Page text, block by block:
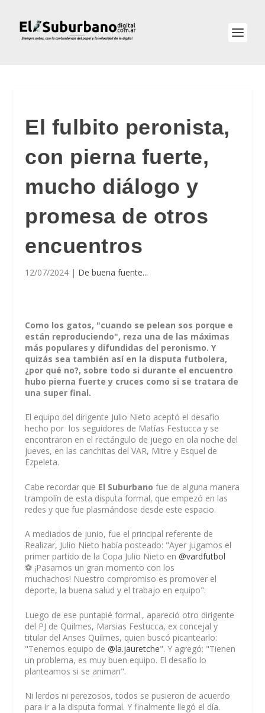
El fulbito peronista,
con pierna fuerte,
mucho diálogo y
promesa de otros
encuentros
12/07/2024 | De buena fuente...
Como los gatos, "cuando se pelean sos porque e
están reproduciendo", reza una de las máximas
más populares y difundidas del peronismo. Y
quizás sea también así en la disputa futbolera,
¿por qué no?, sobre todo si durante el encuentro
hubo pierna fuerte y cruces como si se tratara de
una super final.
El equipo del dirigente Julio Nieto aceptó el desafío
hecho por los seguidores de Matías Festucca y se
encontraron en el rectángulo de juego en ola noche del
jueves, en las canchitas del VAR, Mitre y Esquel de
Ezpeleta.
Cabe recordar que El Suburbano fue de alguna manera
trampolín de esta disputa formal, que empezó en las
redes y que fue plasmándose desde este espacio.
A mediados de junio, fue el principal referente de
Realizar, Julio Nieto había posteado: "Ayer jugamos el
primer partido de la Copa Julio Nieto en@vardfutbol
⚽️ ¡Pasamos un gran momento con los
muchachos! Nuestro compromiso es promover el
deporte, la buena salud y el trabajo en equipo".
Luego de ese puntapié formal., apareció otro dirigente
del PJ de Quilmes, Marsias Festucca, ex concejal y
titular del Anses Quilmes, quien buscó picantearlo:
"Tenemos equipo de@la.jauretche". Y agregó: "Tienen
un problema, es muy buen equipo. El desafío lo
planteamos si se animan".
Ni lerdos ni perezosos, todos se pusieron de acuerdo
para ir a la disputa formal. Y finalmente llegó el día.